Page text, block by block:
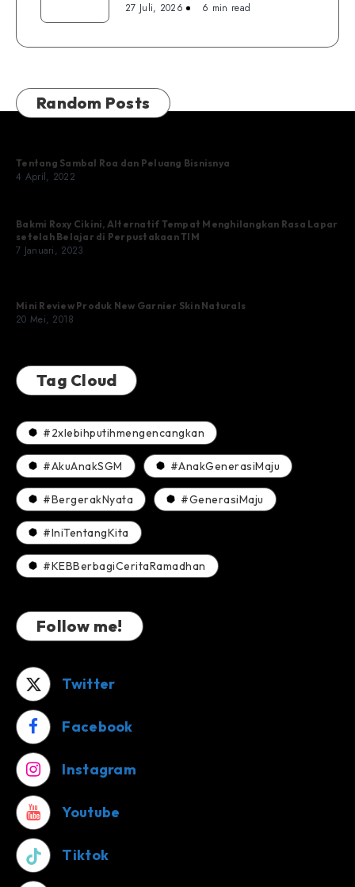
Dream
Festival,
Anak
Yatim
27 Juli, 2026 6 min read
Random Posts
Tentang Sambal Roa dan Peluang Bisnisnya
4 April, 2022
Bakmi Roxy Cikini, Alternatif Tempat Menghilangkan Rasa Lapar
setelah Belajar di Perpustakaan TIM
7 Januari, 2023
Mini Review Produk New Garnier Skin Naturals
20 Mei, 2018
Tag Cloud
#2xlebihputihmengencangkan
#AkuAnakSGM #AnakGenerasiMaju
#BergerakNyata #GenerasiMaju
#IniTentangKita
#KEBBerbagiCeritaRamadhan
Follow me!
Twitter
Facebook
Instagram
Youtube
Tiktok